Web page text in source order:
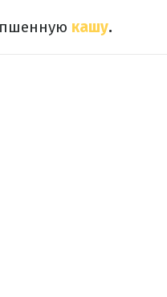
пшенную кашу.